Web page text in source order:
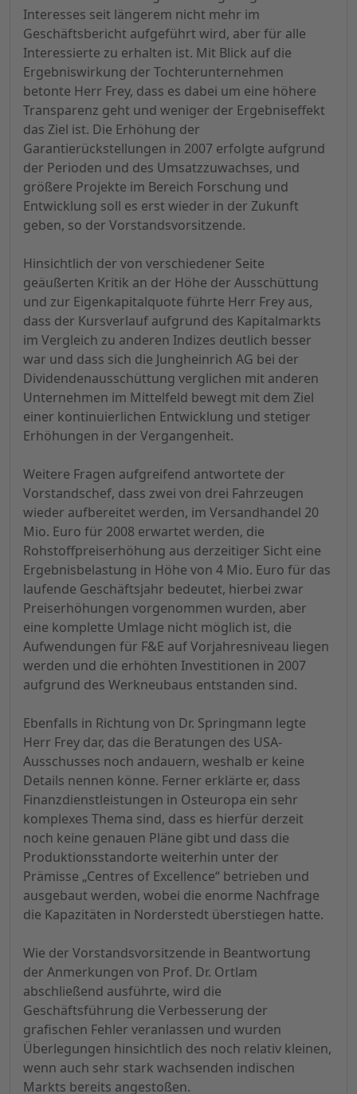
Interesses seit längerem nicht mehr im
Geschäftsbericht aufgeführt wird, aber für alle
Interessierte zu erhalten ist. Mit Blick auf die
Ergebniswirkung der Tochterunternehmen
betonte Herr Frey, dass es dabei um eine höhere
Transparenz geht und weniger der Ergebniseffekt
das Ziel ist. Die Erhöhung der
Garantierückstellungen in 2007 erfolgte aufgrund
der Perioden und des Umsatzzuwachses, und
größere Projekte im Bereich Forschung und
Entwicklung soll es erst wieder in der Zukunft
geben, so der Vorstandsvorsitzende.
Hinsichtlich der von verschiedener Seite
geäußerten Kritik an der Höhe der Ausschüttung
und zur Eigenkapitalquote führte Herr Frey aus,
dass der Kursverlauf aufgrund des Kapitalmarkts
im Vergleich zu anderen Indizes deutlich besser
war und dass sich die Jungheinrich AG bei der
Dividendenausschüttung verglichen mit anderen
Unternehmen im Mittelfeld bewegt mit dem Ziel
einer kontinuierlichen Entwicklung und stetiger
Erhöhungen in der Vergangenheit.
Weitere Fragen aufgreifend antwortete der
Vorstandschef, dass zwei von drei Fahrzeugen
wieder aufbereitet werden, im Versandhandel 20
Mio. Euro für 2008 erwartet werden, die
Rohstoffpreiserhöhung aus derzeitiger Sicht eine
Ergebnisbelastung in Höhe von 4 Mio. Euro für das
laufende Geschäftsjahr bedeutet, hierbei zwar
Preiserhöhungen vorgenommen wurden, aber
eine komplette Umlage nicht möglich ist, die
Aufwendungen für F&E auf Vorjahresniveau liegen
werden und die erhöhten Investitionen in 2007
aufgrund des Werkneubaus entstanden sind.
Ebenfalls in Richtung von Dr. Springmann legte
Herr Frey dar, das die Beratungen des USA-
Ausschusses noch andauern, weshalb er keine
Details nennen könne. Ferner erklärte er, dass
Finanzdienstleistungen in Osteuropa ein sehr
komplexes Thema sind, dass es hierfür derzeit
noch keine genauen Pläne gibt und dass die
Produktionsstandorte weiterhin unter der
Prämisse „Centres of Excellence“ betrieben und
ausgebaut werden, wobei die enorme Nachfrage
die Kapazitäten in Norderstedt überstiegen hatte.
Wie der Vorstandsvorsitzende in Beantwortung
der Anmerkungen von Prof. Dr. Ortlam
abschließend ausführte, wird die
Geschäftsführung die Verbesserung der
grafischen Fehler veranlassen und wurden
Überlegungen hinsichtlich des noch relativ kleinen,
wenn auch sehr stark wachsenden indischen
Markts bereits angestoßen.